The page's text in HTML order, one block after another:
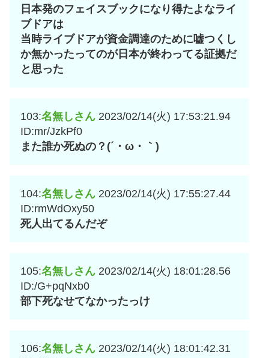
日本発のフェイスブックになり得たよなライ
ブドアは
当時ライブドアが資金調達のために嘘つくし
か無かったってのが日本が終わってる証拠だ
と思った
103:名無しさん 2023/02/14(火) 17:53:21.94
ID:mr/JzkPf0
また誰か死ぬの？(´・ω・｀)
104:名無しさん 2023/02/14(火) 17:55:27.44
ID:rmWdOxy50
死人出てるんだぞ
105:名無しさん 2023/02/14(火) 18:01:28.56
ID:/G+pqNxb0
部下死なせてなかったっけ
106:名無しさん 2023/02/14(火) 18:01:42.31